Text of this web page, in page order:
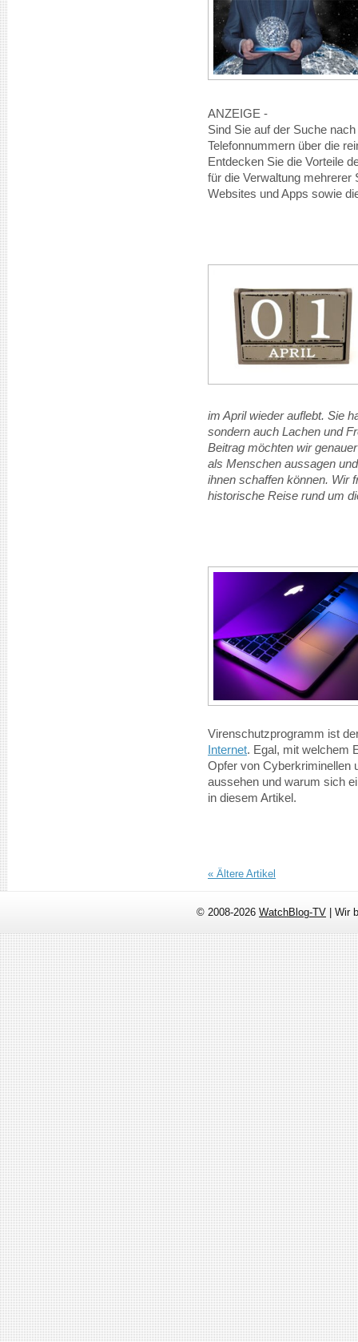
ANZEIGE -
Sind Sie auf der Suche
Telefonnummern über die
Entdecken Sie die Vorteile
für die Verwaltung mehrerer
Websites und Apps sowie
im April wieder auflebt. Sie
sondern auch Lachen und
Beitrag möchten wir
als Menschen aussagen
ihnen schaffen können. Wir
historische Reise rund um
Virenschutzprogramm ist
Internet. Egal, mit welchem
Opfer von Cyberkriminellen
aussehen und warum sich
in diesem Artikel.
« Ältere Artikel
© 2008-2026 WatchBlog-TV | Wir